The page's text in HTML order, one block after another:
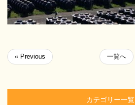
« Previous 一覧へ
カテゴリー一覧